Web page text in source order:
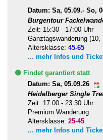
Datum: Sa, 05.09.- So,
Burgentour
Zeit: 15:30 - 17:00 Uhr
Ganztagswanderung (10,
Altersklasse: 45-65
... mehr Infos und
🟢 Findet garantiert statt
Datum: Sa, 05.09.26
Heidelberger Single
Zeit: 17:00 - 23:30 Uhr
Premium Wanderung
Altersklasse: 25-45
... mehr Infos und